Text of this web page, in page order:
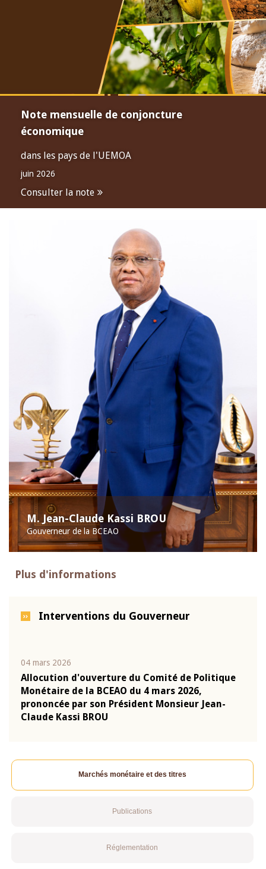
Note mensuelle de conjoncture
économique
dans les pays de l'UEMOA
juin 2026
Consulter la note
M. Jean-Claude Kassi BROU
Gouverneur de la BCEAO
Plus d'informations
Interventions du Gouverneur
04 mars 2026
Allocution d'ouverture du Comité de Politique
Monétaire de la BCEAO du 4 mars 2026,
prononcée par son Président Monsieur Jean-
Claude Kassi BROU
Marchés monétaire et des titres
Publications
Réglementation